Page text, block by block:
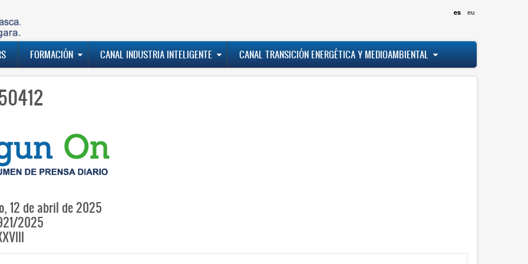
es eu
FORMACIÓN CANAL INDUSTRIA INTELIGENTE CANAL TRANSICIÓN ENERGÉTICA Y MEDIOAMBIENTAL
12 de abril de 2025
2025